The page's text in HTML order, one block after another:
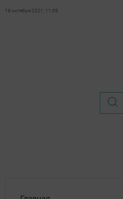
19 октября 2021, 11:09